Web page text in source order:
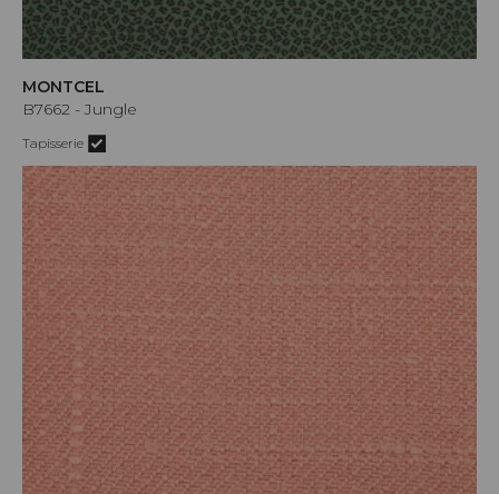
MONTCEL
B7662 - Jungle
Tapisserie